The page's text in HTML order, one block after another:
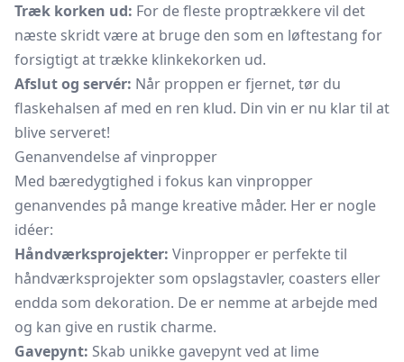
Træk korken ud: For de fleste proptrækkere vil det
næste skridt være at bruge den som en løftestang for
forsigtigt at trække klinkekorken ud.
Afslut og servér: Når proppen er fjernet, tør du
flaskehalsen af med en ren klud. Din vin er nu klar til at
blive serveret!
Genanvendelse af vinpropper
Med bæredygtighed i fokus kan vinpropper
genanvendes på mange kreative måder. Her er nogle
idéer:
Håndværksprojekter: Vinpropper er perfekte til
håndværksprojekter som opslagstavler, coasters eller
endda som dekoration. De er nemme at arbejde med
og kan give en rustik charme.
Gavepynt: Skab unikke gavepynt ved at lime